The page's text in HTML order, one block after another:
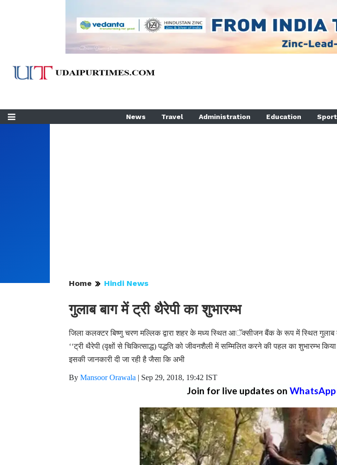
News Travel Administration Education
Home Hindi News
गुलाब बाग में ट्री थैरेपी का शुभारम्भ
जिला कलक्टर बिष्णु चरण मल्लिक द्वारा शहर के मध्य स्थित आॅक्सीजन बैंक के रूप में स्थित गुलाब
‘‘ट्री थैरेपी (वृक्षों से चिकित्साद्ध) पद्धति को जीवनशैली में सम्मिलित करने की पहल का शुभारम्भ
इसकी जानकारी दी जा रही है जैसा कि अभी
By Mansoor Orawala | Sep 29, 2018, 19:42 IST
Join for live updates on WhatsApp